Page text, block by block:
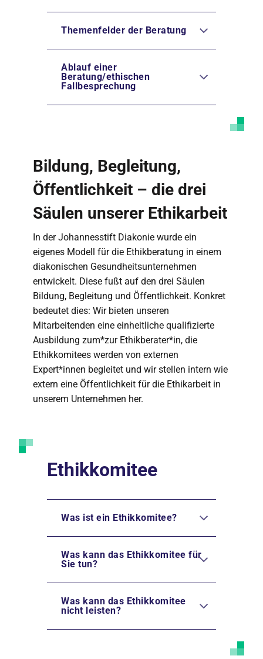
Themenfelder der Beratung
Ablauf einer
Beratung/ethischen
Fallbesprechung
Bildung, Begleitung,
Öffentlichkeit – die drei
Säulen unserer Ethikarbeit
In der Johannesstift Diakonie wurde ein
eigenes Modell für die Ethikberatung in einem
diakonischen Gesundheitsunternehmen
entwickelt. Diese fußt auf den drei Säulen
Bildung, Begleitung und Öffentlichkeit. Konkret
bedeutet dies: Wir bieten unseren
Mitarbeitenden eine einheitliche qualifizierte
Ausbildung zum*zur Ethikberater*in, die
Ethikkomitees werden von externen
Expert*innen begleitet und wir stellen intern wie
extern eine Öffentlichkeit für die Ethikarbeit in
unserem Unternehmen her.
Ethikkomitee
Was ist ein Ethikkomitee?
Was kann das Ethikkomitee für
Sie tun?
Was kann das Ethikkomitee
nicht leisten?